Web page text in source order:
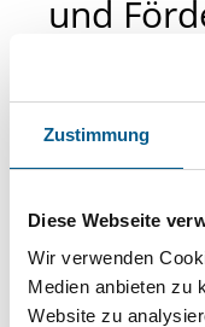
Zustimmung
Diese Webseite
Wir verwenden
Medien anbieten zu
Website zu
und
Sie suchen
Projekt oder ein
direkt über
Suche bitte die
beachten.